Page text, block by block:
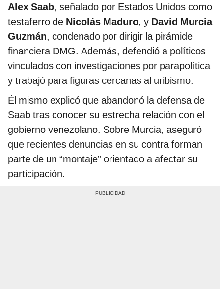
Alex Saab, señalado por Estados Unidos como
testaferro de Nicolás Maduro, y David Murcia
Guzmán, condenado por dirigir la pirámide
financiera DMG. Además, defendió a políticos
vinculados con investigaciones por parapolítica
y trabajó para figuras cercanas al uribismo.
Él mismo explicó que abandonó la defensa de
Saab tras conocer su estrecha relación con el
gobierno venezolano. Sobre Murcia, aseguró
que recientes denuncias en su contra forman
parte de un “montaje” orientado a afectar su
participación.